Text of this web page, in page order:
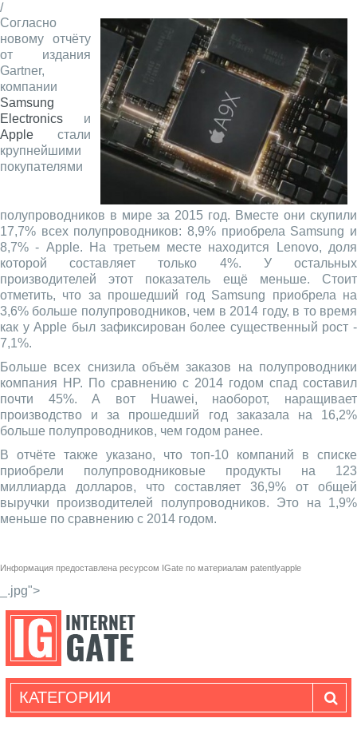
/
Согласно
новому отчёту
от издания
Gartner,
компании
Samsung
Electronics и
Apple стали
крупнейшими
покупателями
полупроводников в мире за 2015 год. Вместе они скупили
17,7% всех полупроводников: 8,9% приобрела Samsung и
8,7% - Apple. На третьем месте находится Lenovo, доля
которой составляет только 4%. У остальных
производителей этот показатель ещё меньше. Стоит
отметить, что за прошедший год Samsung приобрела на
3,6% больше полупроводников, чем в 2014 году, в то время
как у Apple был зафиксирован более существенный рост -
7,1%.
Больше всех снизила объём заказов на полупроводники
компания HP. По сравнению с 2014 годом спад составил
почти 45%. А вот Huawei, наоборот, наращивает
производство и за прошедший год заказала на 16,2%
больше полупроводников, чем годом ранее.
В отчёте также указано, что топ-10 компаний в списке
приобрели полупроводниковые продукты на 123
миллиарда долларов, что составляет 36,9% от общей
выручки производителей полупроводников. Это на 1,9%
меньше по сравнению с 2014 годом.
Информация предоставлена ресурсом IGate по материалам patentlyapple
_.jpg">
КАТЕГОРИИ